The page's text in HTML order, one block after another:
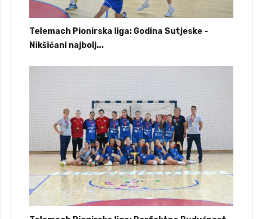
Telemach Pionirska liga: Godina Sutjeske -
Nikšićani najbolj...